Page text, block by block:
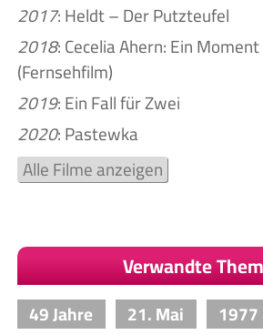
2017: Heldt – Der Putzteufel
2018: Cecelia Ahern: Ein
(Fernsehfilm)
2019: Ein Fall für Zwei
2020: Pastewka
Alle Filme anzeigen
Verwandte
49 Jahre 21. Mai
1977